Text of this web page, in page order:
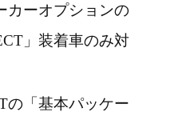
カーオプションの
」装着車のみ対
の「基本パッケー